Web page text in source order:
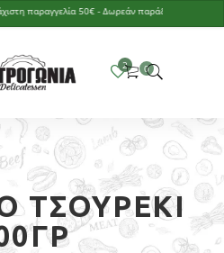
παραγγελία 50€ - Δωρεάν παράδοση με
ΤΣΟΥΡΈΚΙ